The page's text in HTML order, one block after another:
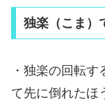
独楽（こま）
・独楽の回転
て先に倒れたほ